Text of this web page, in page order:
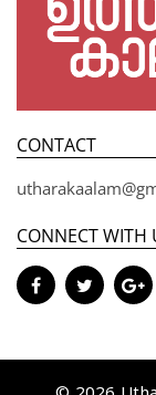
CONTACT
CONNECT WITH